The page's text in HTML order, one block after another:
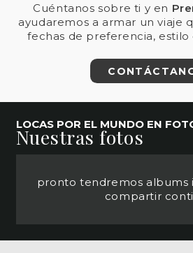
Cuéntanos sobre ti y en
ayudaremos a armar un viaje
fechas de preferencia, estilo
LOCAS POR EL MUNDO EN
Nuestras fotos
pronto tendremos albums
compartir